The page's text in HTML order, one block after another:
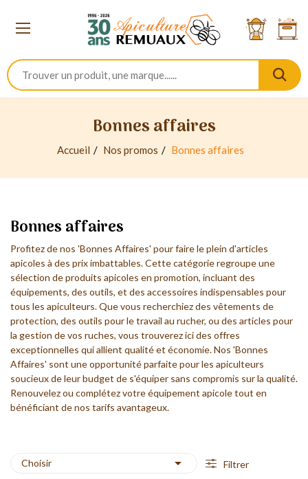
Bonnes affaires
Accueil Nos promos Bonnes affaires
Bonnes affaires
Profitez de nos 'Bonnes Affaires' pour faire le plein d'articles
apicoles à des prix imbattables. Cette catégorie regroupe une
sélection de produits apicoles en promotion, incluant des
équipements, des outils, et des accessoires indispensables pour
tous les apiculteurs. Que vous recherchiez des vêtements de
protection, des outils pour le travail au rucher, ou des articles pour
la gestion de vos ruches, vous trouverez ici des offres
exceptionnelles qui allient qualité et économie. Nos 'Bonnes
Affaires' sont une opportunité parfaite pour les apiculteurs
soucieux de leur budget de s'équiper sans compromis sur la qualité.
Renouvelez ou complétez votre équipement apicole tout en
bénéficiant de nos tarifs avantageux.
Choisir  Filtrer